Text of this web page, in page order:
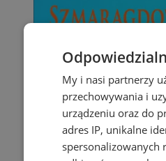
My i nasi partnerzy
przechowywania i
urządzeniu oraz do
adres IP, unikalne
spersonalizowanych